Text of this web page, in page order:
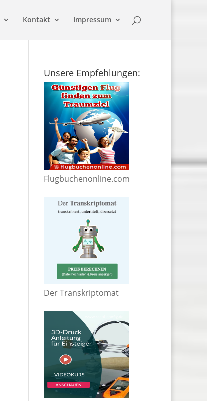
Kontakt Impressum
Unsere Empfehlungen:
Flugbuchenonline.com
Der Transkriptomat